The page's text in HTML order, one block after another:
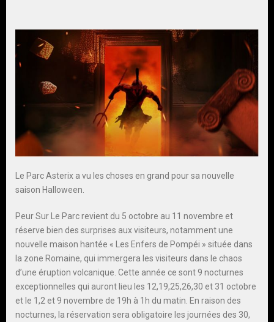
Le Parc Asterix a vu les choses en grand pour sa nouvelle
saison Halloween.
Peur Sur Le Parc revient du 5 octobre au 11 novembre et
réserve bien des surprises aux visiteurs, notamment une
nouvelle maison hantée « Les Enfers de Pompéi » située dans
la zone Romaine, qui immergera les visiteurs dans le chaos
d’une éruption volcanique. Cette année ce sont 9 nocturnes
exceptionnelles qui auront lieu les 12,19,25,26,30 et 31 octobre
et le 1,2 et 9 novembre de 19h à 1h du matin. En raison des
nocturnes, la réservation sera obligatoire les journées des 30,